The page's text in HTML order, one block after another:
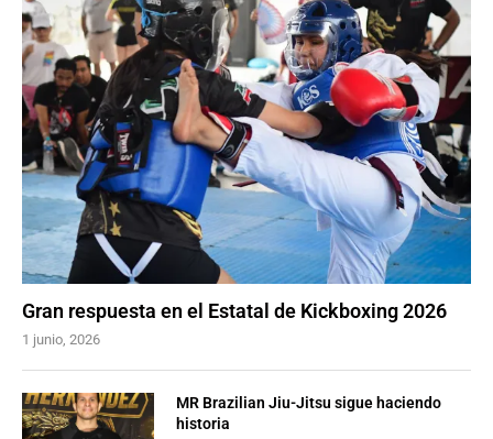
Gran respuesta en el Estatal de Kickboxing 2026
1 junio, 2026
MR Brazilian Jiu-Jitsu sigue haciendo
historia